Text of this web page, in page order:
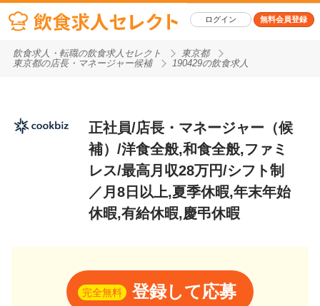
ログイン 無料会員登録
飲食求人・転職の飲食求人セレクト
東京都
東京都の店長・マネージャー候補
190429の飲食求人
正社員/店長・マネージャー（候
補）/洋食全般,和食全般,ファミ
レス/最高月収28万円/シフト制
／月8日以上,夏季休暇,年末年始
休暇,有給休暇,慶弔休暇
完全無料 登録して応募